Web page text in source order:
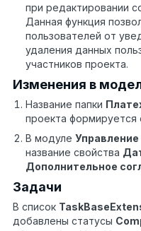
при редактировании
Данная функция
пользователей от
удаления данных
участников проекта.
Изменения в
Название папки
проекта формируется
В модуле
название свойства
Дополнительное
Задачи
В список
добавлены статусы